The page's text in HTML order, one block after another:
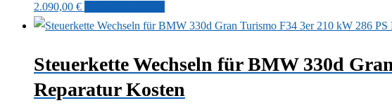
2.090,00 €
Steuerkette Wechseln für BMW 330d
Reparatur Kosten